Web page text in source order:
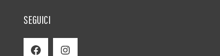
SEGUICI
Facebook Instagram